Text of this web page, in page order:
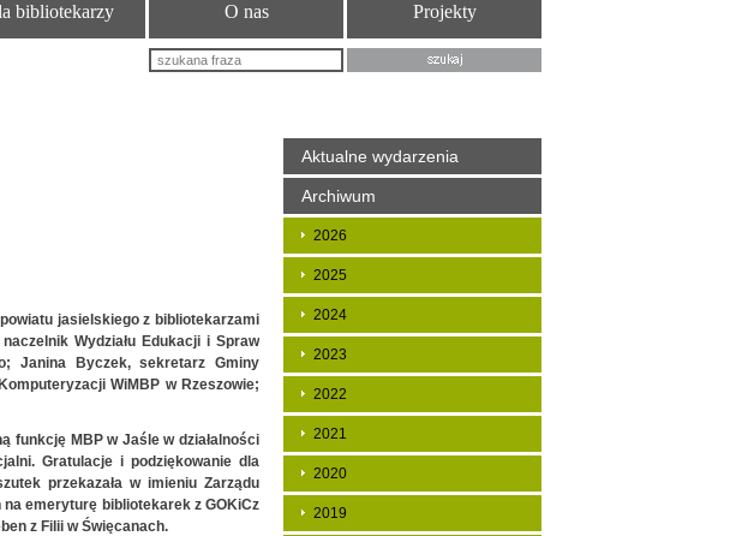
bibliotekarzy O nas Projekty
jasielskiego z bibliotekarzami
Wydziału Edukacji i Spraw
Janina Byczek, sekretarz Gminy
WiMBP w Rzeszowie;
funkcję MBP w Jaśle w działalności
Gratulacje i podziękowanie dla
przekazała w imieniu Zarządu
emeryturę bibliotekarek z GOKiCz
z Filii w Święcanach.
Aktualne wydarzenia
Archiwum
2026
2025
2024
2023
2022
2021
2020
2019